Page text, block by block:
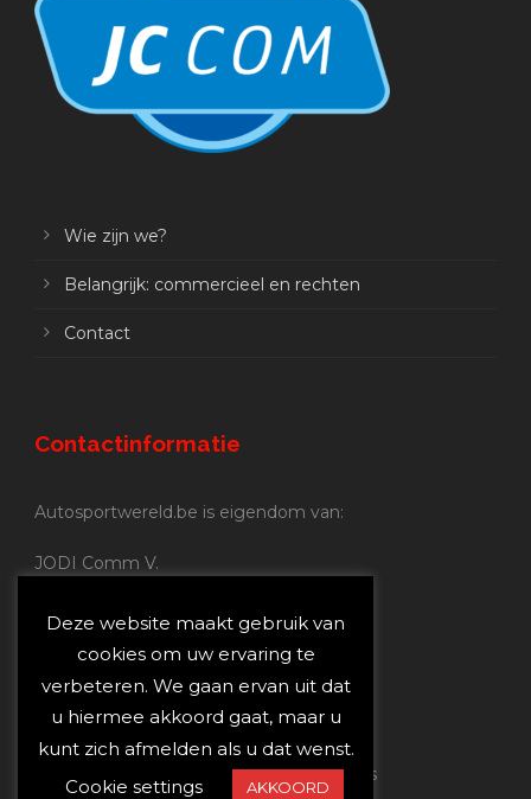
Wie zijn we?
Belangrijk: commercieel en rechten
Contact
Contactinformatie
Autosportwereld.be is eigendom van:
JODI Comm V.
Nijverheidsstraat 70
2160 Wommelgem
Autosportwereld.be:
Redactie:joost@autosportwereld.be
Verantwoordelijke uitgever: Joost Custers
Deze website maakt gebruik van
cookies om uw ervaring te
verbeteren. We gaan ervan uit dat
u hiermee akkoord gaat, maar u
kunt zich afmelden als u dat wenst.
Cookie settings
AKKOORD